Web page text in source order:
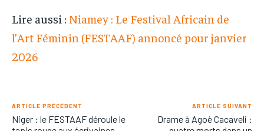
Lire aussi : Niamey : Le Festival Africain de
l’Art Féminin (FESTAAF) annoncé pour janvier
2026
ARTICLE PRÉCÉDENT
Niger : le FESTAAF déroule le
ARTICLE SUIVANT
Drame à Agoè Cacaveli :